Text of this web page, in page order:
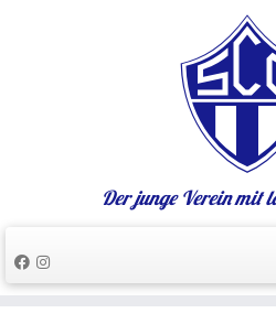
Der junge Verein mit